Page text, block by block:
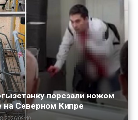
порезали ножом
на Северном Кипре
09:40